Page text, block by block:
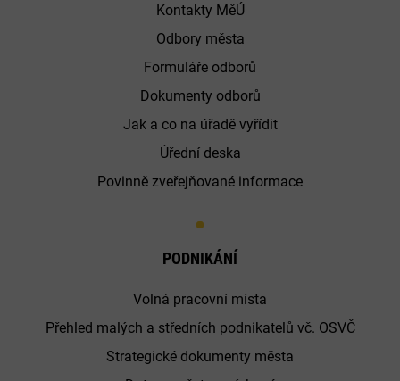
Kontakty MěÚ
Odbory města
Formuláře odborů
Dokumenty odborů
Jak a co na úřadě vyřídit
Úřední deska
Povinně zveřejňované informace
PODNIKÁNÍ
Volná pracovní místa
Přehled malých a středních podnikatelů vč. OSVČ
Strategické dokumenty města